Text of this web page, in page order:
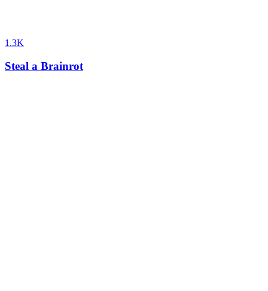
1.3K
Steal a Brainrot